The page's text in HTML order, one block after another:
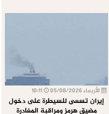
الأربعاء 05/08/2026
إيران تسعى للسيطرة على دخول
مضيق هرمز ومراقبة المغادرة